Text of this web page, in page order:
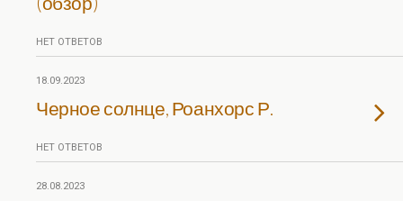
НЕТ ОТВЕТОВ
18.09.2023
Черное солнце, Роанхорс Р.
НЕТ ОТВЕТОВ
28.08.2023